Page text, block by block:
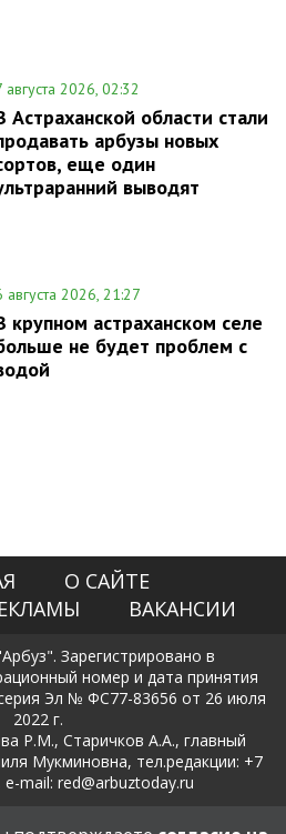
августа 2026, 02:32
Астраханской области стали
арбузы новых
еще один
выводят
августа 2026, 21:27
крупном астраханском селе
не будет проблем с
О САЙТЕ
ВАКАНСИИ
Зарегистрировано в
номер и дата принятия
Эл № ФС77-83656 от 26 июля
2022 г.
Р.М., Старичков А.А., главный
Мукминовна, тел.редакции: +7
mail: red@arbuztoday.ru
и защиты персональных